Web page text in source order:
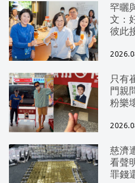
罕曬
文：
彼此
只有
門親
粉樂
慈濟
看聲
罪錢